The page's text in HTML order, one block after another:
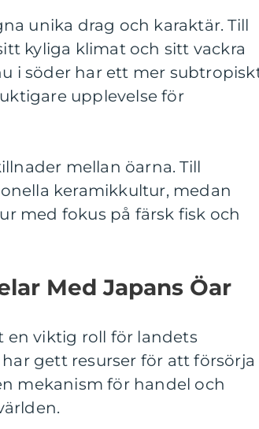
unika drag och karaktär. Till
kyliga klimat och sitt vackra
i söder har ett mer
upplevelse för
mellan öarna. Till
keramikkultur, medan
med fokus på färsk fisk och
Med Japans Öar
en viktig roll för landets
gett resurser för att försörja
mekanism för handel och